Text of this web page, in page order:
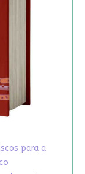
para a